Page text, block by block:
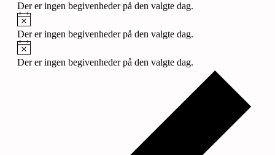
Der er ingen begivenheder på den valgte dag.
Notice
Der er ingen begivenheder på den valgte dag.
Notice
Der er ingen begivenheder på den valgte dag.